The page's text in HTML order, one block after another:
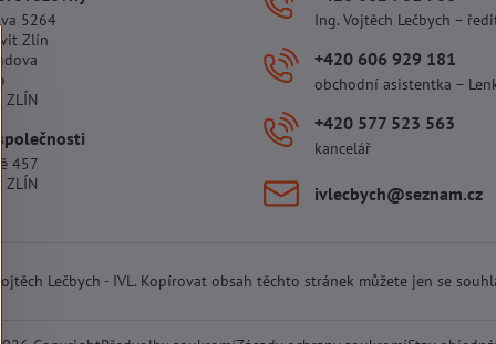
5264
Zlín
ZLÍN
457
ZLÍN
Ing. Vojtěch Lečbych –
+420 606 929 181
obchodní asistentka –
+420 577 523 563
kancelář
ivlecbych​@seznam​.cz
Lečbych - IVL. Kopírovat obsah těchto stránek můžete jen se